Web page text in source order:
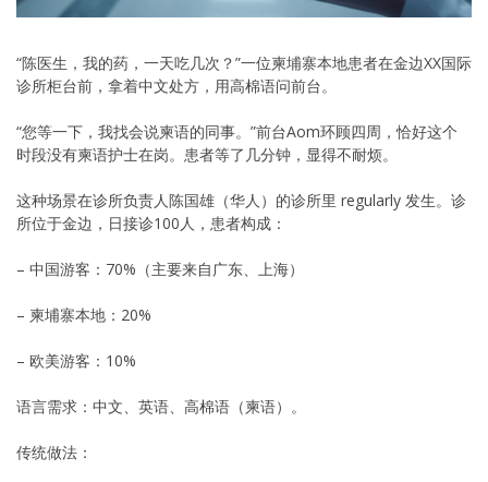
“陈医生，我的药，一天吃几次？”一位柬埔寨本地患者在金边XX国际
诊所柜台前，拿着中文处方，用高棉语问前台。
“您等一下，我找会说柬语的同事。”前台Aom环顾四周，恰好这个
时段没有柬语护士在岗。患者等了几分钟，显得不耐烦。
这种场景在诊所负责人陈国雄（华人）的诊所里 regularly 发生。诊
所位于金边，日接诊100人，患者构成：
– 中国游客：70%（主要来自广东、上海）
– 柬埔寨本地：20%
– 欧美游客：10%
语言需求：中文、英语、高棉语（柬语）。
传统做法：